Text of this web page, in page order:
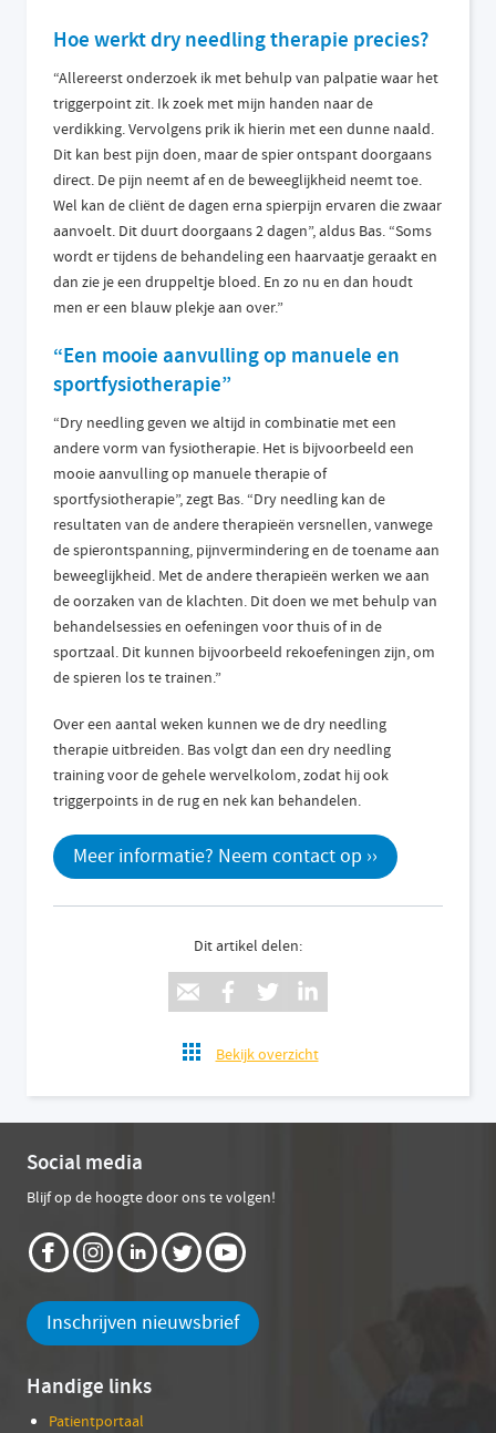
Hoe werkt dry needling therapie precies?
“Allereerst onderzoek ik met behulp van palpatie waar het
triggerpoint zit. Ik zoek met mijn handen naar de
verdikking. Vervolgens prik ik hierin met een dunne naald.
Dit kan best pijn doen, maar de spier ontspant doorgaans
direct. De pijn neemt af en de beweeglijkheid neemt toe.
Wel kan de cliënt de dagen erna spierpijn ervaren die zwaar
aanvoelt. Dit duurt doorgaans 2 dagen”, aldus Bas. “Soms
wordt er tijdens de behandeling een haarvaatje geraakt en
dan zie je een druppeltje bloed. En zo nu en dan houdt
men er een blauw plekje aan over.”
“Een mooie aanvulling op manuele en
sportfysiotherapie”
“Dry needling geven we altijd in combinatie met een
andere vorm van fysiotherapie. Het is bijvoorbeeld een
mooie aanvulling op manuele therapie of
sportfysiotherapie”, zegt Bas. “Dry needling kan de
resultaten van de andere therapieën versnellen, vanwege
de spierontspanning, pijnvermindering en de toename aan
beweeglijkheid. Met de andere therapieën werken we aan
de oorzaken van de klachten. Dit doen we met behulp van
behandelsessies en oefeningen voor thuis of in de
sportzaal. Dit kunnen bijvoorbeeld rekoefeningen zijn, om
de spieren los te trainen.”
Over een aantal weken kunnen we de dry needling
therapie uitbreiden. Bas volgt dan een dry needling
training voor de gehele wervelkolom, zodat hij ook
triggerpoints in de rug en nek kan behandelen.
Meer informatie? Neem contact op ››
Dit artikel delen:
Bekijk overzicht
Social media
Blijf op de hoogte door ons te volgen!
Inschrijven nieuwsbrief
Handige links
Patientportaal